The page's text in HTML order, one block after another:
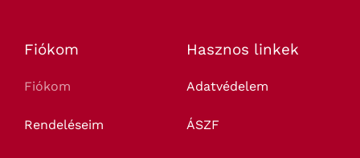
Fiókom
Fiókom
Rendeléseim
Hasznos linkek
Adatvédelem
ÁSZF